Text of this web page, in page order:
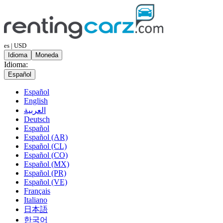
es | USD
Idioma
Moneda
Idioma:
Español
Español
English
العربية
Deutsch
Español
Español (AR)
Español (CL)
Español (CO)
Español (MX)
Español (PR)
Español (VE)
Français
Italiano
日本語
한국어